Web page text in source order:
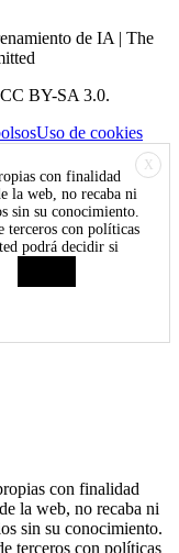
de IA | The
BY-SA 3.0.
Uso de cookies
X
con finalidad
la web, no recaba ni
sin su conocimiento.
terceros con políticas
podrá decidir si
con finalidad
la web, no recaba ni
sin su conocimiento.
terceros con políticas